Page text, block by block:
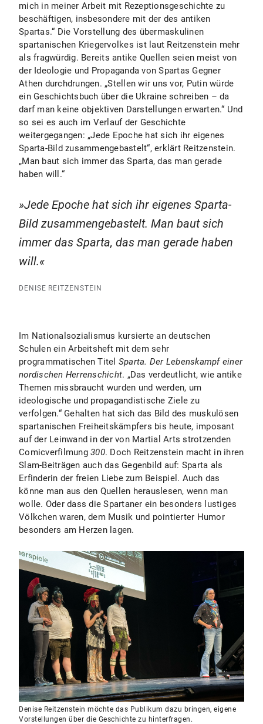
mich in meiner Arbeit mit Rezeptionsgeschichte zu
beschäftigen, insbesondere mit der des antiken
Spartas.“ Die Vorstellung des übermaskulinen
spartanischen Kriegervolkes ist laut Reitzenstein mehr
als fragwürdig. Bereits antike Quellen seien meist von
der Ideologie und Propaganda von Spartas Gegner
Athen durchdrungen. „Stellen wir uns vor, Putin würde
ein Geschichtsbuch über die Ukraine schreiben – da
darf man keine objektiven Darstellungen erwarten.“ Und
so sei es auch im Verlauf der Geschichte
weitergegangen: „Jede Epoche hat sich ihr eigenes
Sparta-Bild zusammengebastelt“, erklärt Reitzenstein.
„Man baut sich immer das Sparta, das man gerade
haben will.“
Jede Epoche hat sich ihr eigenes Sparta-
Bild zusammengebastelt. Man baut sich
immer das Sparta, das man gerade haben
will.
DENISE REITZENSTEIN
Im Nationalsozialismus kursierte an deutschen
Schulen ein Arbeitsheft mit dem sehr
programmatischen Titel Sparta. Der Lebenskampf einer
nordischen Herrenschicht. „Das verdeutlicht, wie antike
Themen missbraucht wurden und werden, um
ideologische und propagandistische Ziele zu
verfolgen.“ Gehalten hat sich das Bild des muskulösen
spartanischen Freiheitskämpfers bis heute, imposant
auf der Leinwand in der von Martial Arts strotzenden
Comicverfilmung 300. Doch Reitzenstein macht in ihren
Slam-Beiträgen auch das Gegenbild auf: Sparta als
Erfinderin der freien Liebe zum Beispiel. Auch das
könne man aus den Quellen herauslesen, wenn man
wolle. Oder dass die Spartaner ein besonders lustiges
Völkchen waren, dem Musik und pointierter Humor
besonders am Herzen lagen.
Denise Reitzenstein möchte das Publikum dazu bringen, eigene
Vorstellungen über die Geschichte zu hinterfragen.